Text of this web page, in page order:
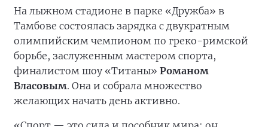
На лыжном стадионе в парке «Дружба» в
Тамбове состоялась зарядка с двукратным
олимпийским чемпионом по греко-римской
борьбе, заслуженным мастером спорта,
финалистом шоу «Титаны» Романом
Власовым. Она и собрала множество
желающих начать день активно.